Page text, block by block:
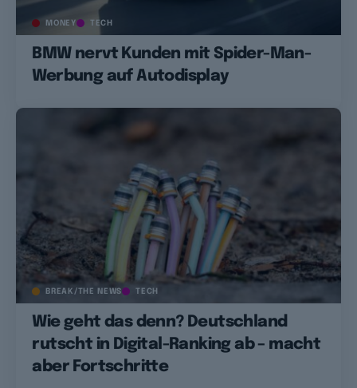
MONEY TECH
BMW nervt Kunden mit Spider-Man-
Werbung auf Autodisplay
BREAK/THE NEWS TECH
Wie geht das denn? Deutschland
rutscht in Digital-Ranking ab – macht
aber Fortschritte